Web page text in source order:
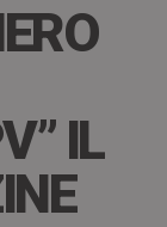
IL